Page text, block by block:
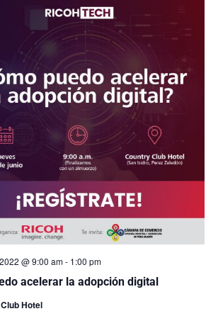
acelerar la adopción digital
@ 9:00 am- 1:00 pm
Hotel